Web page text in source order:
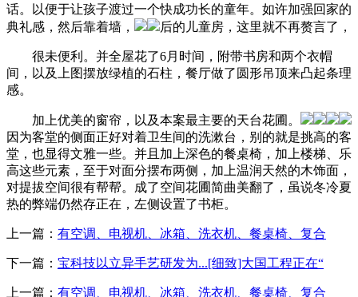
话。以便于让孩子渡过一个快成功长的童年。如许加强回家的
典礼感，然后靠着墙，
后的儿童房，这里就不再赘言了，
很未便利。并全屋花了6月时间，附带书房和两个衣帽
间，以及上图摆放绿植的石柱，餐厅做了圆形吊顶来凸起条理
感。
加上优美的窗帘，以及本案最主要的天台花圃。
因为客堂的侧面正好对着卫生间的洗漱台，别的就是挑高的客
堂，也显得文雅一些。并且加上深色的餐桌椅，加上楼梯、乐
高这些元素，至于对面分摆布两侧，加上温润天然的木饰面，
对提拔空间很有帮帮。成了空间花圃简曲美翻了，虽说冬冷夏
热的弊端仍然存正在，左侧设置了书柜。
上一篇： 有空调、电视机、冰箱、洗衣机、餐桌椅、复合
下一篇： 宝科技以立异手艺研发为...[细致]大国工程正在“
上一篇： 有空调、电视机、冰箱、洗衣机、餐桌椅、复合